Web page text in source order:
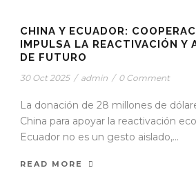
CHINA Y ECUADOR:
IMPULSA LA REACTIVACIÓN Y
DE FUTURO
30 Oct 2025 / admin / 0 Comment
La donación de 28 millones de
China para apoyar la reactivación
Ecuador no es un gesto aislado,...
READ MORE